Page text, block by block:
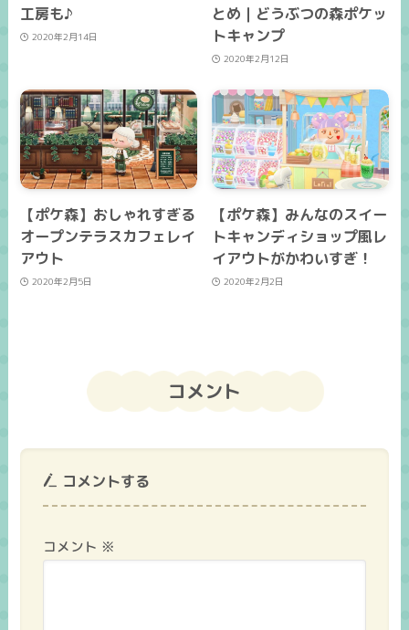
工房も♪
2020年2月14日
とめ｜どうぶつの森ポケッ
トキャンプ
2020年2月12日
【ポケ森】おしゃれすぎる
オープンテラスカフェレイ
アウト
2020年2月5日
【ポケ森】みんなのスイー
トキャンディショップ風レ
イアウトがかわいすぎ！
2020年2月2日
コメント
コメントする
コメント ※